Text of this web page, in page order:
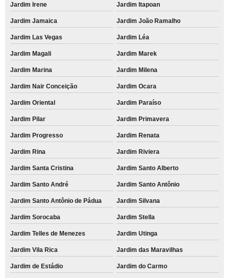
Jardim Irene Jardim Itapoan
Jardim Jamaica Jardim João Ramalho
Jardim Las Vegas Jardim Léa
Jardim Magali Jardim Marek
Jardim Marina Jardim Milena
Jardim Nair Conceição Jardim Ocara
Jardim Oriental Jardim Paraíso
Jardim Pilar Jardim Primavera
Jardim Progresso Jardim Renata
Jardim Rina Jardim Riviera
Jardim Santa Cristina Jardim Santo Alberto
Jardim Santo André Jardim Santo Antônio
Jardim Santo Antônio de Pádua Jardim Silvana
Jardim Sorocaba Jardim Stella
Jardim Telles de Menezes Jardim Utinga
Jardim Vila Rica Jardim das Maravilhas
Jardim de Estádio Jardim do Carmo